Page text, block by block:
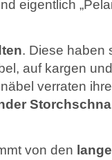
eigentlich
. Diese haben
auf kargen
verraten
von den